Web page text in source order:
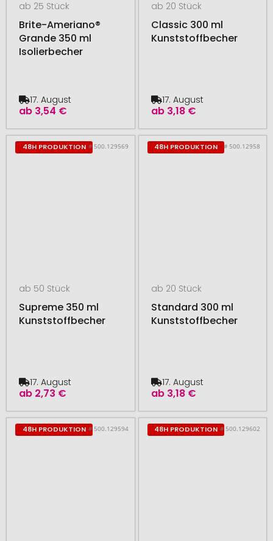
ab 25 Stück
Brite-Ameriano®
Grande 350 ml
Isolierbecher
ab 3,54 €
17. August
ab 20 Stück
Classic 300 ml
Kunststoffbecher
ab 3,18 €
17. August
48H PRODUKTION # 500.129569
ab 50 Stück
Supreme 350 ml
Kunststoffbecher
ab 2,73 €
17. August
48H PRODUKTION # 500.12958
ab 20 Stück
Standard 300 ml
Kunststoffbecher
ab 3,18 €
17. August
48H PRODUKTION # 500.129594 48H PRODUKTION # 500.129602